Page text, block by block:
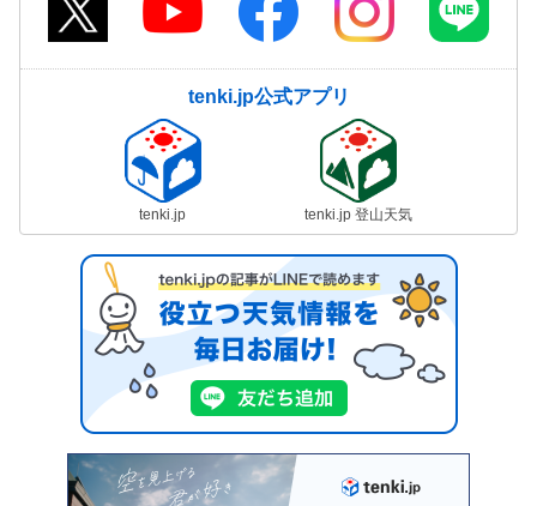
tenki.jp公式アプリ
tenki.jp tenki.jp 登山天気